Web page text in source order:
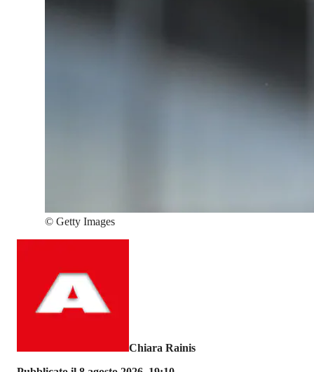
© Getty Images
Chiara Rainis